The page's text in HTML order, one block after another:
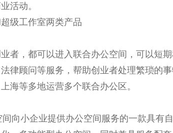
活动。
级工作室两类产品
，都可以进入联合办公空间，可以短期租
、法律顾问等服务，帮助创业者处理繁琐
上海等多地运营多个联合办公区。
向小企业提供办公空间服务的一款具有